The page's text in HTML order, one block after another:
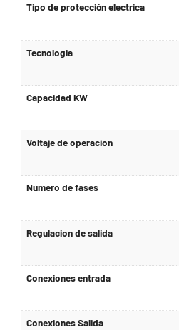
Tipo de protección electrica
Tecnologia
Capacidad KW
Voltaje de operacion
Numero de fases
Regulacion de salida
Conexiones entrada
Conexiones Salida